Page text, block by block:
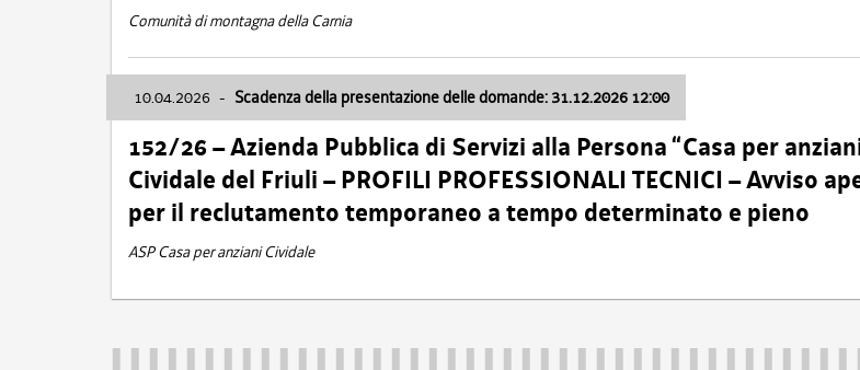
Comunità di montagna della Carnia
10.04.2026 - Scadenza della presentazione delle domande: 31.12.2026 12:00
152/26 – Azienda Pubblica di Servizi alla Persona “Casa per
Cividale del Friuli – PROFILI PROFESSIONALI TECNICI – Avviso
per il reclutamento temporaneo a tempo determinato e pieno
ASP Casa per anziani Cividale